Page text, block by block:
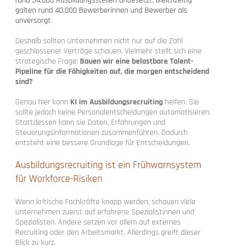
galten rund 40.000 Bewerberinnen und Bewerber als
unversorgt.
Deshalb sollten Unternehmen nicht nur auf die Zahl
geschlossener Verträge schauen. Vielmehr stellt sich eine
strategische Frage: Bauen wir eine belastbare Talent-
Pipeline für die Fähigkeiten auf, die morgen entscheidend
sind?
Genau hier kann KI im Ausbildungsrecruiting helfen. Sie
sollte jedoch keine Personalentscheidungen automatisieren.
Stattdessen kann sie Daten, Erfahrungen und
Steuerungsinformationen zusammenführen. Dadurch
entsteht eine bessere Grundlage für Entscheidungen.
Ausbildungsrecruiting ist ein Frühwarnsystem
für Workforce-Risiken
Wenn kritische Fachkräfte knapp werden, schauen viele
Unternehmen zuerst auf erfahrene Spezialistinnen und
Spezialisten. Andere setzen vor allem auf externes
Recruiting oder den Arbeitsmarkt. Allerdings greift dieser
Blick zu kurz.